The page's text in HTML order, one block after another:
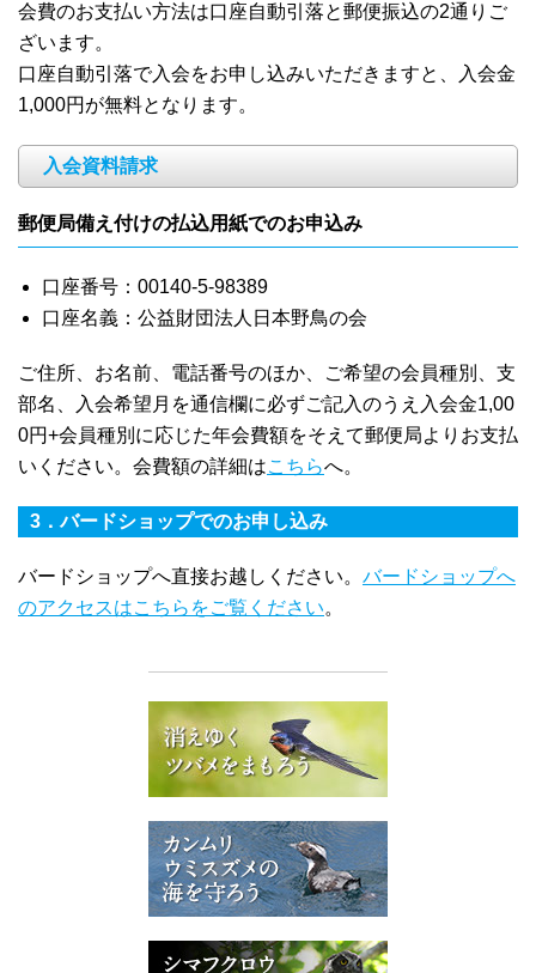
会費のお支払い方法は口座自動引落と郵便振込の2通りご
ざいます。
口座自動引落で入会をお申し込みいただきますと、入会金
1,000円が無料となります。
入会資料請求
郵便局備え付けの払込用紙でのお申込み
口座番号：00140-5-98389
口座名義：公益財団法人日本野鳥の会
ご住所、お名前、電話番号のほか、ご希望の会員種別、支
部名、入会希望月を通信欄に必ずご記入のうえ入会金1,00
0円+会員種別に応じた年会費額をそえて郵便局よりお支払
いください。会費額の詳細はこちらへ。
3．バードショップでのお申し込み
バードショップへ直接お越しください。 バードショップへ
のアクセスはこちらをご覧ください。